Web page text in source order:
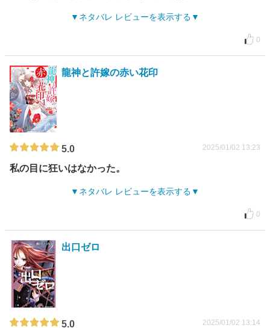
ネタバレ レビューを表示する
0
龍神と許嫁の赤い花印
5.0 2025/01/02 13:23
私の目に狂いはなかった。
ネタバレ レビューを表示する
0
出口ゼロ
5.0 2025/01/02 13:14